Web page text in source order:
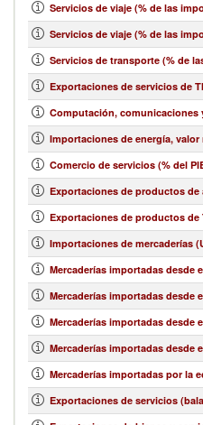
Servicios de viaje (% de las
Servicios de viaje (% de las
Servicios de transporte (% de
Exportaciones de servicios de
Computación, comunicaciones
Importaciones de energía,
Comercio de servicios (% del
Exportaciones de productos de
Exportaciones de productos
Importaciones de mercaderías
Mercaderías importadas desde
Mercaderías importadas desde
Mercaderías importadas desde
Mercaderías importadas desde
Mercaderías importadas por la
Exportaciones de servicios